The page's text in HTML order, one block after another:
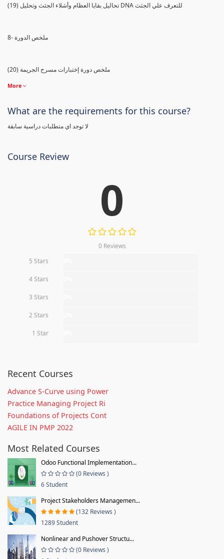
(19) تحاليل بقايا العظام وأشلاء الجثث وتحليل DNA للتعرف علي الجثث
8- ملخص الدورة
(20) ملخص دورة إختبارات مسرح الجريمة
More
What are the requirements for this course?
لا توجد اي متطلبات دراسية سابقة
Course Review
0
0 Reviews
5 Stars
4 Stars
3 Stars
2 Stars
1 Star
Recent Courses
Advance S-Curve using Power
Practice Managing Project Ri
Foundations of Projects Cont
AGILE IN PMP 2022
Most Related Courses
Odoo Functional Implementation...
(0 Reviews )
6 Student
Project Stakeholders Managemen...
(132 Reviews )
1289 Student
Nonlinear and Pushover Structu...
(0 Reviews )